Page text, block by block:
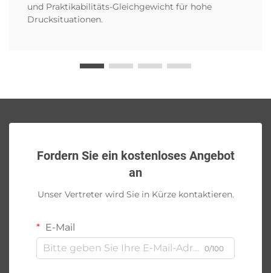
und Praktikabilitäts-Gleichgewicht für hohe
Drucksituationen.
Fordern Sie ein kostenloses Angebot
an
Unser Vertreter wird Sie in Kürze kontaktieren.
E-Mail
0/100